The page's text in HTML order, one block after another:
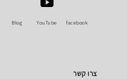
facebook
YouTube
Blog
צרו קשר